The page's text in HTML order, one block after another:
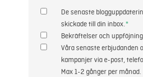
De senaste
skickade till din inbox.*
Bekräftelser och
Våra senaste erbjudanden
kampanjer via e-post,
Max 1-2 gånger per månad.